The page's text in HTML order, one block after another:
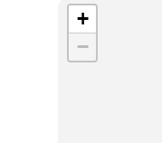
+
−